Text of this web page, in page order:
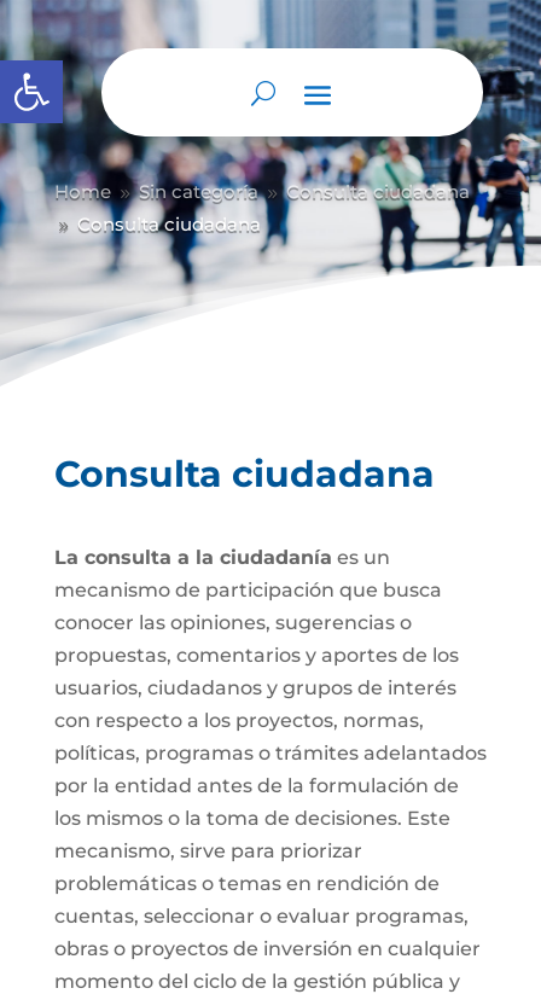
Abrir barra de herramientas
Home 9 Sin categoría 9 Consulta ciudadana
9 Consulta ciudadana
Consulta ciudadana
La consulta a la ciudadanía es un
mecanismo de participación que busca
conocer las opiniones, sugerencias o
propuestas, comentarios y aportes de los
usuarios, ciudadanos y grupos de interés
con respecto a los proyectos, normas,
políticas, programas o trámites adelantados
por la entidad antes de la formulación de
los mismos o la toma de decisiones. Este
mecanismo, sirve para priorizar
problemáticas o temas en rendición de
cuentas, seleccionar o evaluar programas,
obras o proyectos de inversión en cualquier
momento del ciclo de la gestión pública y